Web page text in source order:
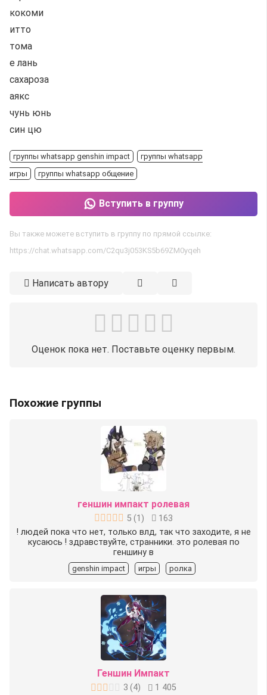
кокоми
итто
тома
е лань
сахароза
аякс
чунь юнь
син цю
группы whatsapp genshin impact
группы whatsapp
игры
группы whatsapp общение
Вступить в группу
Вы также можете вступить в группу по прямой ссылке:
https://chat.whatsapp.com/C2qu3j053KS5b69ZM0yqeh
Написать автору
Оценок пока нет. Поставьте оценку первым.
Похожие группы
геншин импакт ролевая
5 (1 )
163
! людей пока что нет, только влд, так что заходите, я не
кусаюсь ! здравствуйте, странники. это ролевая по
геншину в
genshin impact игры ролка
Геншин Импакт
3 (4) 1 405